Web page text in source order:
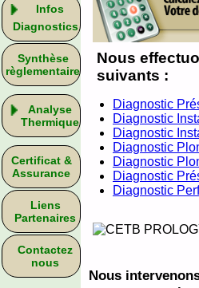
Infos
Diagnostics
Synthèse
règlementaire
Analyse
Thermique
Certificat &
Assurance
Liens
Partenaires
Contactez
nous
Nous
suivants :
Diagnostic
Diagnostic
Diagnostic
Diagnostic
Diagnostic
Diagnostic
Diagnostic
Nous